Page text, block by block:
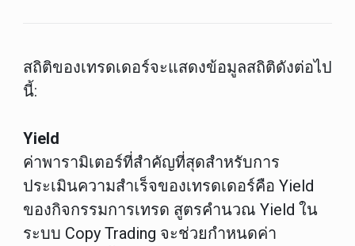
สถิติของเทรดเดอร์จะแสดงข้อมูลสถิติดังต่อไป
นี้:
Yield
ค่าพารามิเตอร์ที่สำคัญที่สุดสำหรับการ
ประเมินความสำเร็จของเทรดเดอร์คือ Yield
ของกิจกรรมการเทรด สูตรคำนวณ Yield ใน
ระบบ Copy Trading จะช่วยกำหนดค่า